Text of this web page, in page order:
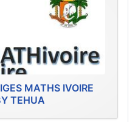
MATHS IVOIRE
TEHUA